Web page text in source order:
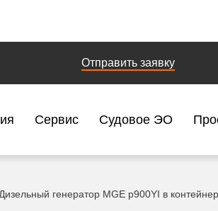
Отправить заявку
Сервис Судовое ЭО
Дизельный генератор MGE p900YI в